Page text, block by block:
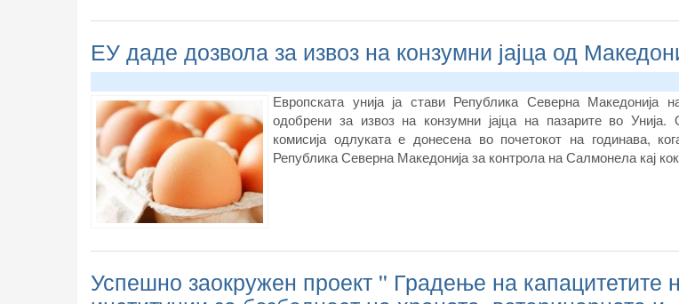
ЕУ даде дозвола за извоз на конзумни јајца од
Европската унија ја стави Република Северна Македонија
одобрени за извоз на конзумни јајца на пазарите во
комисија одлуката е донесена во почетокот на годинава,
Република Северна Македонија за контрола на Салмонела кај
Успешно заокружен проект '' Градење на капацитетите